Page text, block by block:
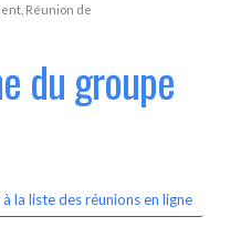
, Réunion de
du groupe
la liste des réunions en ligne